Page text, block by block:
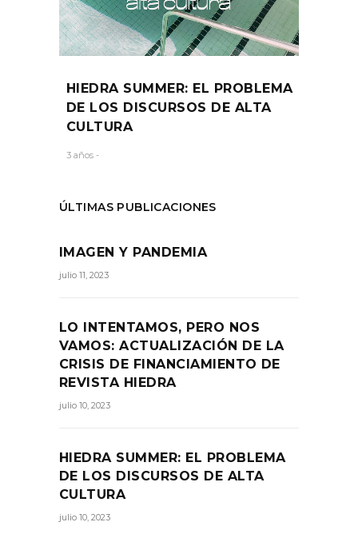
HIEDRA SUMMER: EL PROBLEMA
DE LOS DISCURSOS DE ALTA
CULTURA
3 años -
ÚLTIMAS PUBLICACIONES
IMAGEN Y PANDEMIA
julio 11, 2023
LO INTENTAMOS, PERO NOS
VAMOS: ACTUALIZACIÓN DE LA
CRISIS DE FINANCIAMIENTO DE
REVISTA HIEDRA
julio 10, 2023
HIEDRA SUMMER: EL PROBLEMA
DE LOS DISCURSOS DE ALTA
CULTURA
julio 10, 2023